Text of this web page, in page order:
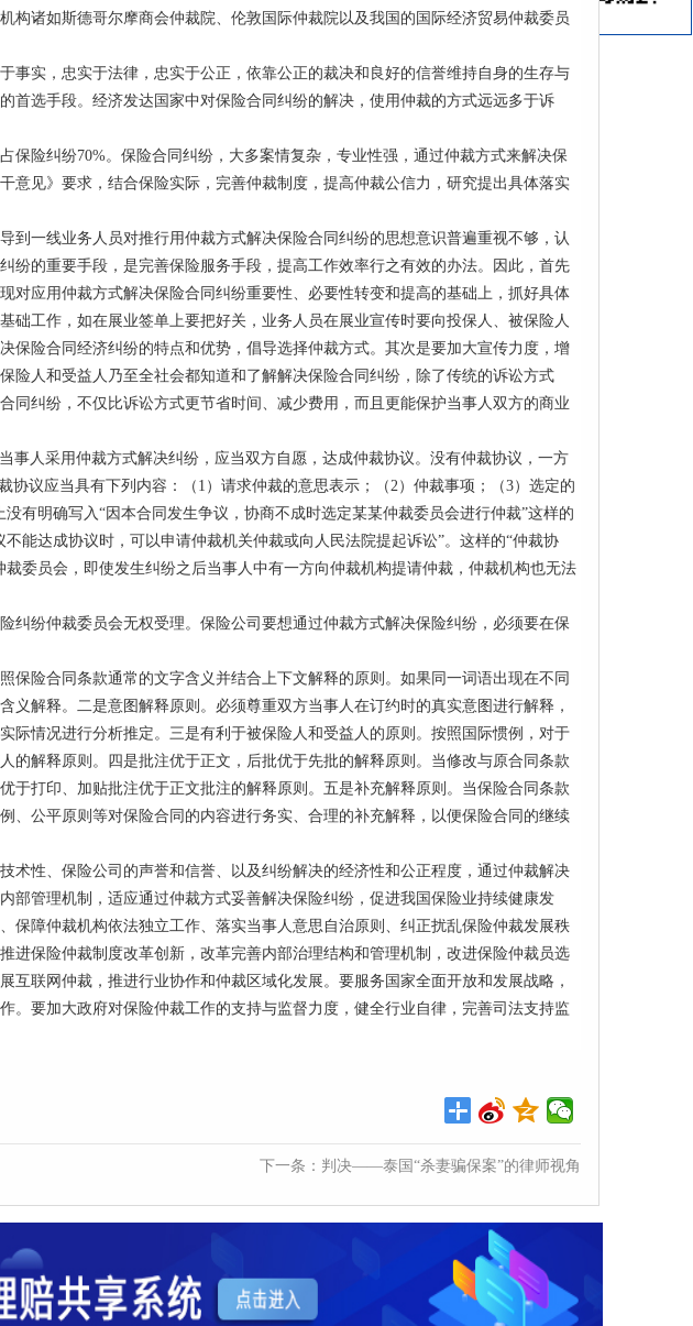
构诸如斯德哥尔摩商会仲裁院、伦敦国际仲裁院以及我国的国际经济贸易仲裁委员
事实，忠实于法律，忠实于公正，依靠公正的裁决和良好的信誉维持自身的生存与
首选手段。经济发达国家中对保险合同纠纷的解决，使用仲裁的方式远远多于诉
保险纠纷70%。保险合同纠纷，大多案情复杂，专业性强，通过仲裁方式来解决保
意见》要求，结合保险实际，完善仲裁制度，提高仲裁公信力，研究提出具体落实
到一线业务人员对推行用仲裁方式解决保险合同纠纷的思想意识普遍重视不够，认
纷的重要手段，是完善保险服务手段，提高工作效率行之有效的办法。因此，首先
对应用仲裁方式解决保险合同纠纷重要性、必要性转变和提高的基础上，抓好具体
础工作，如在展业签单上要把好关，业务人员在展业宣传时要向投保人、被保险人
保险合同经济纠纷的特点和优势，倡导选择仲裁方式。其次是要加大宣传力度，增
险人和受益人乃至全社会都知道和了解解决保险合同纠纷，除了传统的诉讼方式
同纠纷，不仅比诉讼方式更节省时间、减少费用，而且更能保护当事人双方的商业
事人采用仲裁方式解决纠纷，应当双方自愿，达成仲裁协议。没有仲裁协议，一方
协议应当具有下列内容：（1）请求仲裁的意思表示；（2）仲裁事项；（3）选定的
有明确写入“因本合同发生争议，协商不成时选定某某仲裁委员会进行仲裁”这样的
能达成协议时，可以申请仲裁机关仲裁或向人民法院提起诉讼”。这样的“仲裁协
委员会，即使发生纠纷之后当事人中有一方向仲裁机构提请仲裁，仲裁机构也无法
纠纷仲裁委员会无权受理。保险公司要想通过仲裁方式解决保险纠纷，必须要在保
保险合同条款通常的文字含义并结合上下文解释的原则。如果同一词语出现在不同
义解释。二是意图解释原则。必须尊重双方当事人在订约时的真实意图进行解释，
际情况进行分析推定。三是有利于被保险人和受益人的原则。按照国际惯例，对于
的解释原则。四是批注优于正文，后批优于先批的解释原则。当修改与原合同条款
于打印、加贴批注优于正文批注的解释原则。五是补充解释原则。当保险合同条款
、公平原则等对保险合同的内容进行务实、合理的补充解释，以便保险合同的继续
术性、保险公司的声誉和信誉、以及纠纷解决的经济性和公正程度，通过仲裁解决
部管理机制，适应通过仲裁方式妥善解决保险纠纷，促进我国保险业持续健康发
保障仲裁机构依法独立工作、落实当事人意思自治原则、纠正扰乱保险仲裁发展秩
进保险仲裁制度改革创新，改革完善内部治理结构和管理机制，改进保险仲裁员选
互联网仲裁，推进行业协作和仲裁区域化发展。要服务国家全面开放和发展战略，
。要加大政府对保险仲裁工作的支持与监督力度，健全行业自律，完善司法支持监
下一条： 判决——泰国“杀妻骗保案”的律师视角